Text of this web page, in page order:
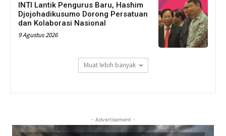
INTI Lantik Pengurus Baru, Hashim
Djojohadikusumo Dorong Persatuan
dan Kolaborasi Nasional
9 Agustus 2026
Muat lebih banyak
- Advertisement -